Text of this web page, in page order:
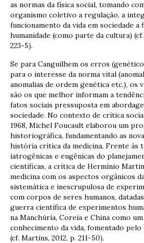
as normas da física social, tomando
organismo coletivo a regulação, a
funcionamento da vida em sociedade
humanidade (como parte da cultura)
223-5).
Se para Canguilhem os erros
para o interesse da norma vital
anomalias de ordem genética etc.), os
são os que melhor informam a
fatos sociais pressuposta em
sociedade. No contexto de crítica
1968, Michel Foucault elaborou um
historiográfica, fundamentando as
história crítica da medicina. Frente às
iatrogênicas e eugênicas do
científicas, a crítica de Hermínio
medicina com os aspectos orgânicos
sistemática e inescrupulosa de
com corpos de seres humanos,
guerra científica de experimentos
na Manchúria, Coreia e China como
conhecimento da vida, fomentado
(cf. Martins, 2012, p. 211-50).